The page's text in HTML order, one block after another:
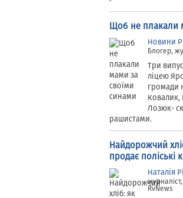
Щоб не плакали
Новини
Блогер,
Три
ліцею
громади
Ковалик,
Лозюк-
рашистами.
Найдорожчий
продає поліські
Наталія
RvNews